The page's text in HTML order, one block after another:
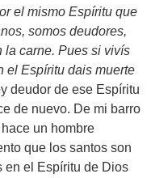
el mismo Espíritu que
somos deudores,
la carne. Pues si vivís
el Espíritu dais muerte
deudor de ese Espíritu
de nuevo. De mi barro
un hombre
que los santos son
en el Espíritu de Dios